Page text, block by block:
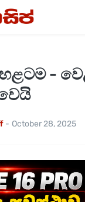
-
- October 28, 2025